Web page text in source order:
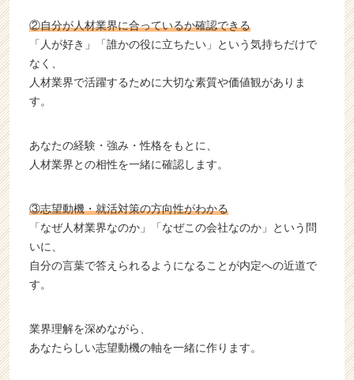
②自分が人材業界に合っているか確認できる
「人が好き」「誰かの役に立ちたい」という気持ちだけで
なく、
人材業界で活躍するために大切な素質や価値観がありま
す。
あなたの経験・強み・性格をもとに、
人材業界との相性を一緒に確認します。
③志望動機・就活対策の方向性がわかる
「なぜ人材業界なのか」「なぜこの会社なのか」という問
いに、
自分の言葉で答えられるようになることが内定への近道で
す。
業界理解を深めながら、
あなたらしい志望動機の軸を一緒に作ります。